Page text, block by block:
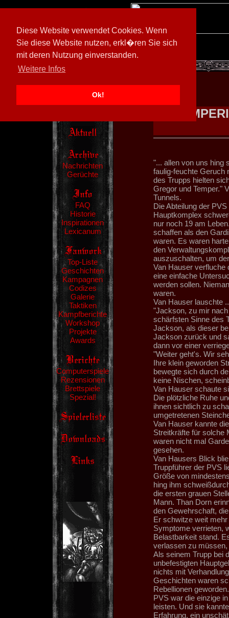
Diese Website verwendet Cookies. Wenn
Sie diese Website nutzen, erkl�ren Sie sich
mit deren Nutzung einverstanden.
Weitere Infos
Ok!
[ 600026/M3]
Nachrichten
Gerüchte
FAQ
Historie
Inspirationen
Lexicanum
Top-Liste
Geschichten
Kampagnen
Codizes
Galerie
Taktiken
Kampfberichte
Workshop
Projekte
Awards
Computerspiele
Rezensionen
Brettspiele
Spezial!
DAS
"... allen von uns hing
faulig-feuchte Geruch
des Trupps hielten
Gregor und Temper."
Tunnels.
Die Abteilung der
Hauptkomplex
nur noch 19 am
schaffen als den
waren. Es waren
den
auszuschalten, um
Van Hauser verfluche
eine einfache
werden sollen.
waren.
Van Hauser lauschte
"Jackson, zu mir
schärfsten Sinne des
Jackson, als dieser
Jackson zurück und
dann vor einer
"Weiter geht's. Wir
Ihre klein geworden
bewegte sich durch
keine Nischen,
Van Hauser schaute
Die plötzliche Ruhe
ihnen sichtlich zu
umgetretenen
Van Hauser kannte
Streitkräfte für solche
waren nicht mal
gesehen.
Van Hausers Blick
Truppführer der PVS
Größe von
hing ihm
die ersten grauen
Mann. Than Dorn
den Gewehrschaft,
Er schwitze weit
Symptome verrieten,
Belastbarkeit stand.
verlassen zu müssen,
Als seinem Trupp bei
unbefestigten
nichts mit
Geschichten waren
Rebellionen
PVS war die einzige
leisten. Und sie
Erfahrung, ein